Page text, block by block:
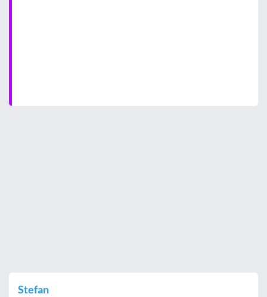
Stefan